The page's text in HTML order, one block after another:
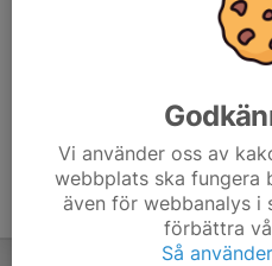
Vi använder oss av
webbplats ska fungera
även för webbanalys i
förbättra
Så